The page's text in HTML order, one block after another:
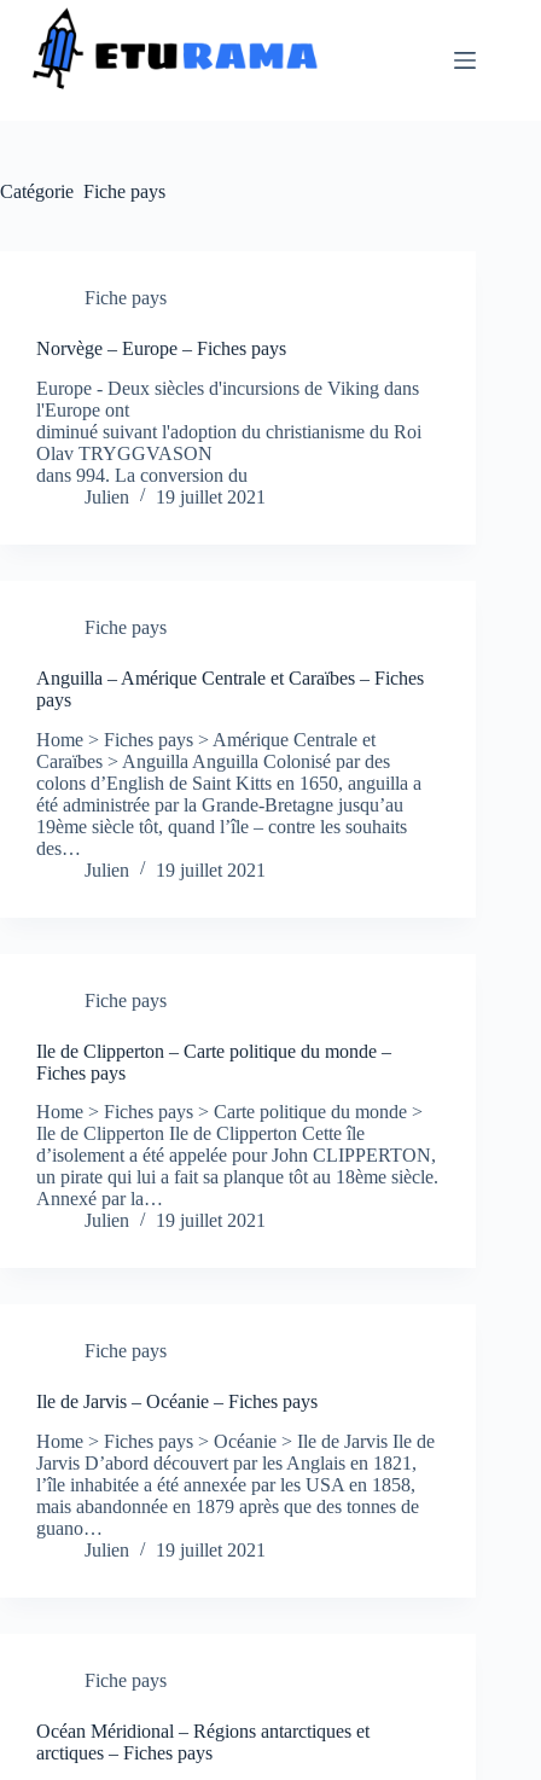
contenu
Catégorie Fiche pays
Fiche pays
Norvège – Europe – Fiches pays
Europe - Deux siècles d'incursions de Viking dans
l'Europe ont
diminué suivant l'adoption du christianisme du Roi
Olav TRYGGVASON
dans 994. La conversion du
Julien
19 juillet 2021
Fiche pays
Anguilla – Amérique Centrale et Caraïbes – Fiches
pays
Home > Fiches pays > Amérique Centrale et
Caraïbes > Anguilla Anguilla Colonisé par des
colons d’English de Saint Kitts en 1650, anguilla a
été administrée par la Grande-Bretagne jusqu’au
19ème siècle tôt, quand l’île – contre les souhaits
des…
Julien
19 juillet 2021
Fiche pays
Ile de Clipperton – Carte politique du monde –
Fiches pays
Home > Fiches pays > Carte politique du monde >
Ile de Clipperton Ile de Clipperton Cette île
d’isolement a été appelée pour John CLIPPERTON,
un pirate qui lui a fait sa planque tôt au 18ème siècle.
Annexé par la…
Julien
19 juillet 2021
Fiche pays
Ile de Jarvis – Océanie – Fiches pays
Home > Fiches pays > Océanie > Ile de Jarvis Ile de
Jarvis D’abord découvert par les Anglais en 1821,
l’île inhabitée a été annexée par les USA en 1858,
mais abandonnée en 1879 après que des tonnes de
guano…
Julien
19 juillet 2021
Fiche pays
Océan Méridional – Régions antarctiques et
arctiques – Fiches pays